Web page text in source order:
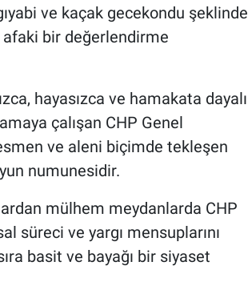
ve kaçak gecekondu şeklinde
afaki bir değerlendirme
hayasızca ve hamakata dayalı
çalışan CHP Genel
ve aleni biçimde tekleşen
numunesidir.
mülhem meydanlarda CHP
süreci ve yargı mensuplarını
basit ve bayağı bir siyaset